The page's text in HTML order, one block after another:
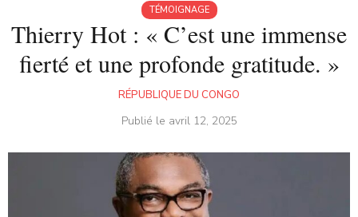
TÉMOIGNAGE
Thierry Hot : « C’est une immense
fierté et une profonde gratitude. »
RÉPUBLIQUE DU CONGO
Publié le avril 12, 2025